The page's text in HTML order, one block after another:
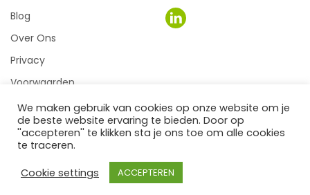
Filter
Blog
Over Ons
Privacy
Voorwaarden
een we make it website
We maken gebruik van cookies op onze website om je
de beste website ervaring te bieden. Door op
''accepteren'' te klikken sta je ons toe om alle cookies
te traceren.
Cookie settings
ACCEPTEREN